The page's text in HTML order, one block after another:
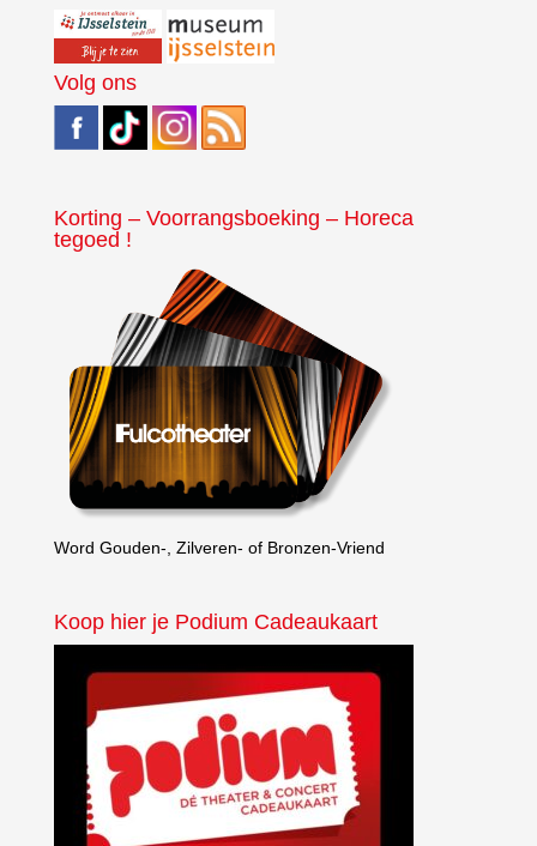
Volg ons
Korting – Voorrangsboeking – Horeca
tegoed !
Word Gouden-, Zilveren- of Bronzen-Vriend
Koop hier je Podium Cadeaukaart